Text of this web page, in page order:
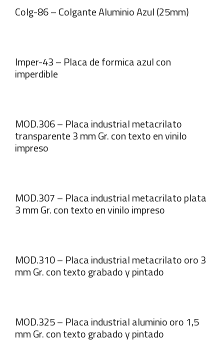
Colg-86 – Colgante Aluminio Azul (25mm)
Imper-43 – Placa de formica azul con
imperdible
MOD.306 – Placa industrial metacrilato
transparente 3 mm Gr. con texto en vinilo
impreso
MOD.307 – Placa industrial metacrilato plata
3 mm Gr. con texto en vinilo impreso
MOD.310 – Placa industrial metacrilato oro 3
mm Gr. con texto grabado y pintado
MOD.325 – Placa industrial aluminio oro 1,5
mm Gr. con texto grabado y pintado